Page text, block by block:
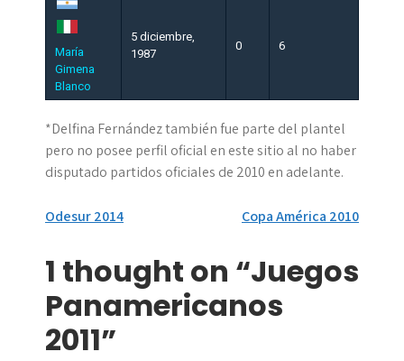
María
Gimena
Blanco
5 diciembre,
1987
0 6
*Delfina Fernández también fue parte del plantel
pero no posee perfil oficial en este sitio al no haber
disputado partidos oficiales de 2010 en adelante.
Navegación
de
entradas
Odesur 2014 Copa América 2010
1 thought on “Juegos
Panamericanos
2011”